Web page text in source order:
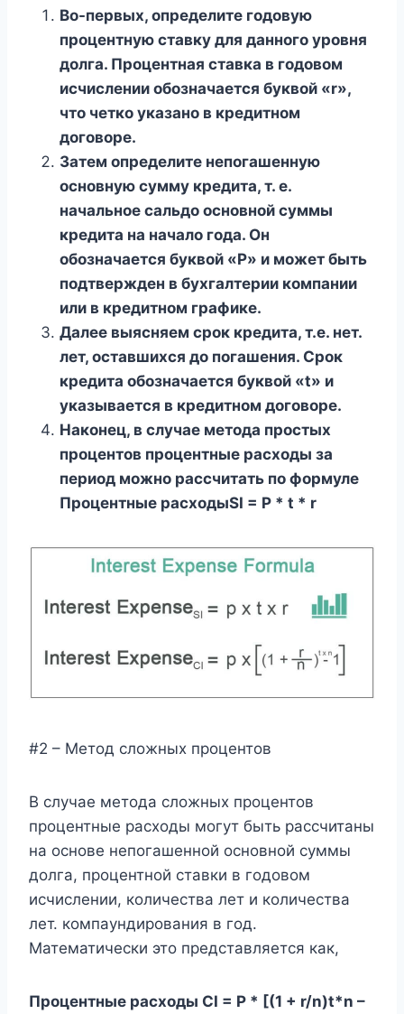
Во-первых, определите годовую
процентную ставку для данного уровня
долга. Процентная ставка в годовом
исчислении обозначается буквой «r»,
что четко указано в кредитном
договоре.
Затем определите непогашенную
основную сумму кредита, т. е.
начальное сальдо основной суммы
кредита на начало года. Он
обозначается буквой «P» и может быть
подтвержден в бухгалтерии компании
или в кредитном графике.
Далее выясняем срок кредита, т.е. нет.
лет, оставшихся до погашения. Срок
кредита обозначается буквой «t» и
указывается в кредитном договоре.
Наконец, в случае метода простых
процентов процентные расходы за
период можно рассчитать по формуле
Процентные расходыSI = P * t * r
#2 – Метод сложных процентов
В случае метода сложных процентов
процентные расходы могут быть рассчитаны
на основе непогашенной основной суммы
долга, процентной ставки в годовом
исчислении, количества лет и количества
лет. компаундирования в год.
Математически это представляется как,
Процентные расходы CI = P * [(1 + r/n)t*n –